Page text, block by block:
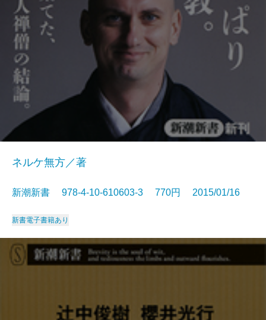
ネルケ無方／著
新潮新書 978-4-10-610603-3 770円 2015/01/16
新書電子書籍あり